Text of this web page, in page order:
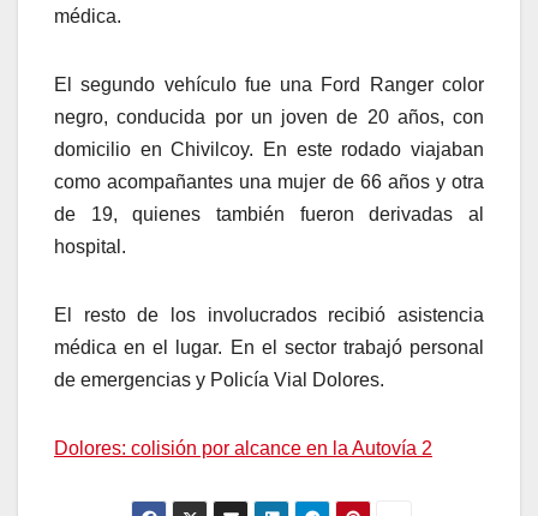
médica.
El segundo vehículo fue una Ford Ranger color
negro, conducida por un joven de 20 años, con
domicilio en Chivilcoy. En este rodado viajaban
como acompañantes una mujer de 66 años y otra
de 19, quienes también fueron derivadas al
hospital.
El resto de los involucrados recibió asistencia
médica en el lugar. En el sector trabajó personal
de emergencias y Policía Vial Dolores.
Dolores: colisión por alcance en la Autovía 2